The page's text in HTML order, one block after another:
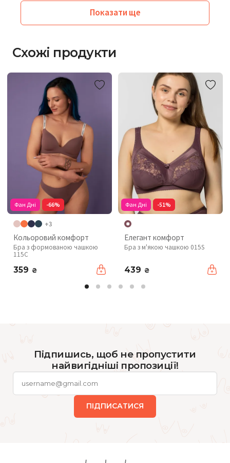
Показати ще
Схожі продукти
Фан Дні -66%
+3
Кольоровий комфорт
Бра з формованою чашкою
115C
359 ₴
Фан Дні -51%
Елегант комфорт
Бра з м'якою чашкою 015S
439 ₴
Підпишись, щоб не пропустити
найвигідніші пропозиції!
ПІДПИСАТИСЯ